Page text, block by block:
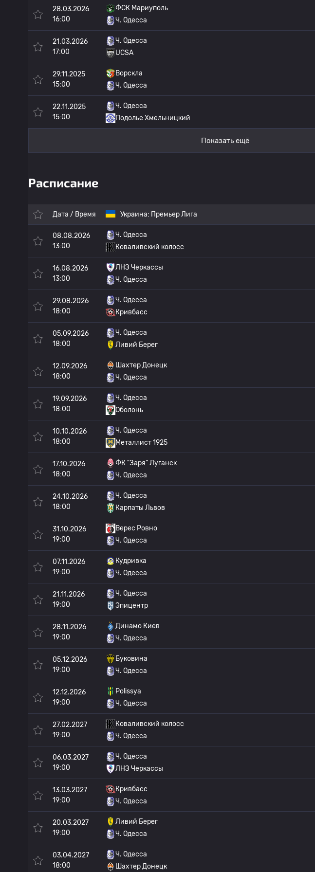
28.03.2026
16:00
ФСК Мариуполь
Ч. Одесса
21.03.2026
17:00
Ч. Одесса
UCSA
29.11.2025
15:00
Ворскла
Ч. Одесса
22.11.2025
15:00
Ч. Одесса
Подолье Хмельницкий
Показать ещё
Расписание
Дата / Время Украина: Премьер Лига
08.08.2026
13:00
Ч. Одесса
Коваливский колосс
16.08.2026
13:00
ЛНЗ Черкассы
Ч. Одесса
29.08.2026
18:00
Ч. Одесса
Кривбасс
05.09.2026
18:00
Ч. Одесса
Ливий Берег
12.09.2026
18:00
Шахтер Донецк
Ч. Одесса
19.09.2026
18:00
Ч. Одесса
Оболонь
10.10.2026
18:00
Ч. Одесса
Металлист 1925
17.10.2026
18:00
ФК "Заря" Луганск
Ч. Одесса
24.10.2026
18:00
Ч. Одесса
Карпаты Львов
31.10.2026
19:00
Верес Ровно
Ч. Одесса
07.11.2026
19:00
Кудривка
Ч. Одесса
21.11.2026
19:00
Ч. Одесса
Эпицентр
28.11.2026
19:00
Динамо Киев
Ч. Одесса
05.12.2026
19:00
Буковина
Ч. Одесса
12.12.2026
19:00
Polissya
Ч. Одесса
27.02.2027
19:00
Коваливский колосс
Ч. Одесса
06.03.2027
19:00
Ч. Одесса
ЛНЗ Черкассы
13.03.2027
19:00
Кривбасс
Ч. Одесса
20.03.2027
19:00
Ливий Берег
Ч. Одесса
03.04.2027
18:00
Ч. Одесса
Шахтер Донецк